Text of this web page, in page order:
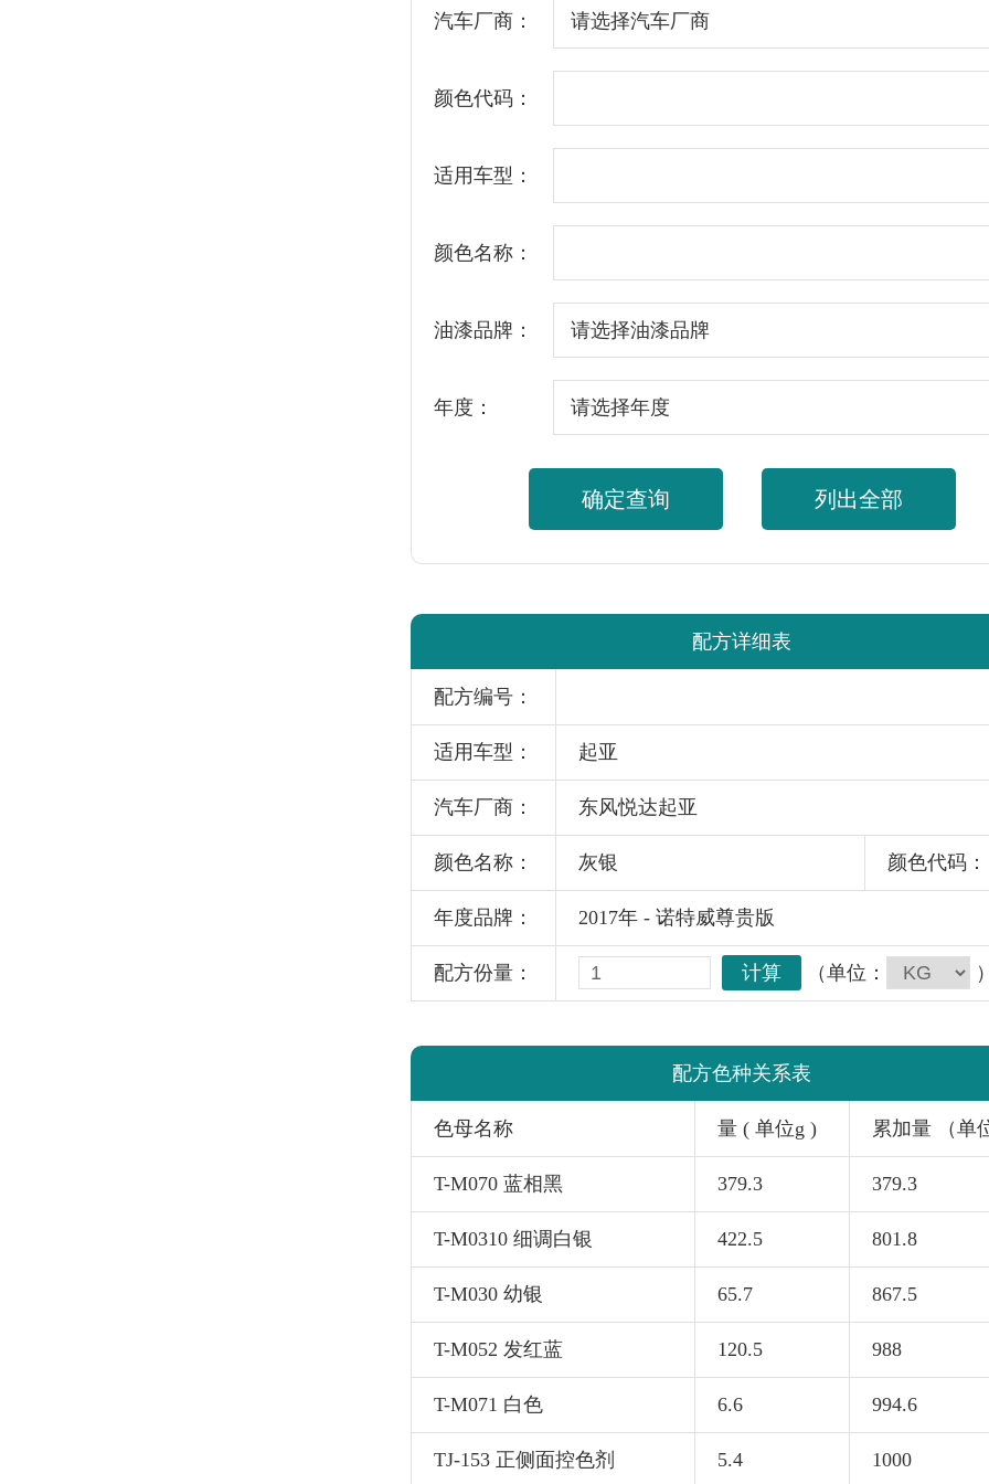
汽车厂商：
颜色代码：
适用车型：
颜色名称：
油漆品牌：
年度：
确定查询 列出全部
配方详细表
配方编号：
适用车型： 起亚
汽车厂商： 东风悦达起亚
颜色名称： 灰银 颜色代码：
年度品牌： 2017年 - 诺特威尊贵版
配方份量： 计算 （单位：
配方色种关系表
色母名称 量 ( 单位g ) 累加量 （单
T-M070 蓝相黑 379.3 379.3
T-M0310 细调白银 422.5 801.8
T-M030 幼银 65.7 867.5
T-M052 发红蓝 120.5 988
T-M071 白色 6.6 994.6
TJ-153 正侧面控色剂 5.4 1000